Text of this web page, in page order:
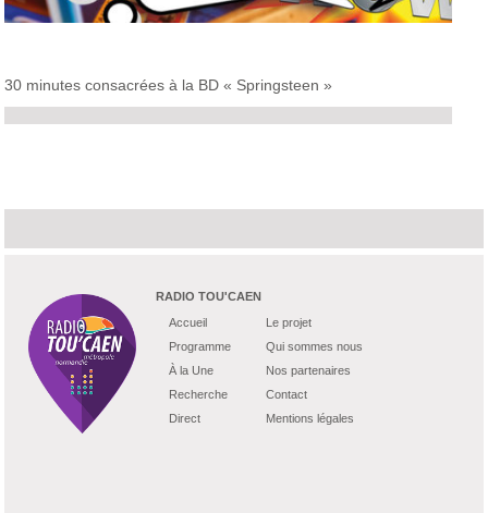
30 minutes consacrées à la BD « Springsteen »
RADIO TOU'CAEN
Accueil
Programme
À la Une
Recherche
Direct
Le projet
Qui sommes nous
Nos partenaires
Contact
Mentions légales